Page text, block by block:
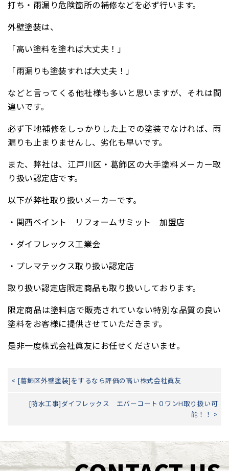
打ち・雨漏り危険箇所の補修などを必ず行います。
外壁塗装は、
「高い塗料を塗れば大丈夫！」
「雨漏りも塗装すれば大丈夫！」
などと言ってくる他社様も多いと思いますが、それは間
違いです。
必ず下地補修をしっかりした上での塗装でなければ、雨
漏りも止まりませんし、劣化も早いです。
また、弊社は、江戸川区・葛飾区の大手塗料メーカー取
り扱い認定店です。
以下が弊社取り扱いメーカーです。
・関西ペイント リフォームサミット 加盟店
・ダイフレックス工業会
・プレマテックス取り扱い認定店
取り扱い認定店限定商品も取り扱いしております。
限定商品は塗料店で販売されていない特別な品質の良い
塗料をお客様に提供させていただきます。
是非一度株式会社眞友にお任せくださいませ。
< [葛飾区外壁塗装]をするなら評価の高い株式会社眞友
[防水工事]ダイフレックス エバーコート０ワンH取り扱い可
能！！ >